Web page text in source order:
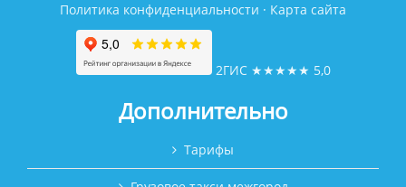
Политика конфиденциальности · Карта сайта
2ГИС ★★★★★ 5,0
Дополнительно
Тарифы